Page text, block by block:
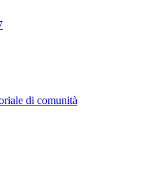
di comunità